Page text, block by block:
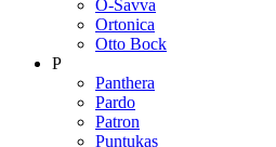
O-Savva
Ortonica
Otto Bock
P
Panthera
Pardo
Patron
Puntukas